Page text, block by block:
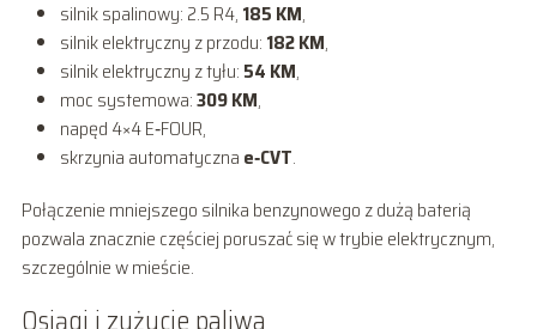
silnik spalinowy: 2.5 R4, 185 KM,
silnik elektryczny z przodu: 182 KM,
silnik elektryczny z tyłu: 54 KM,
moc systemowa:309 KM,
napęd 4×4 E‑FOUR,
skrzynia automatyczna e‑CVT.
Połączenie mniejszego silnika benzynowego z dużą baterią
pozwala znacznie częściej poruszać się w trybie elektrycznym,
szczególnie w mieście.